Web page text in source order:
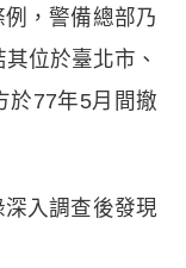
，警備總部乃
位於臺北市、
於77年5月間撤
入調查後發現